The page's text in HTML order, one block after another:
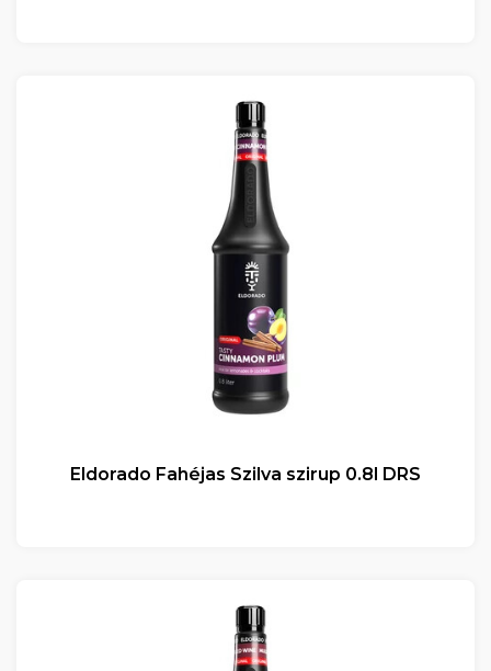
Eldorado Fahéjas Szilva szirup 0.8l DRS